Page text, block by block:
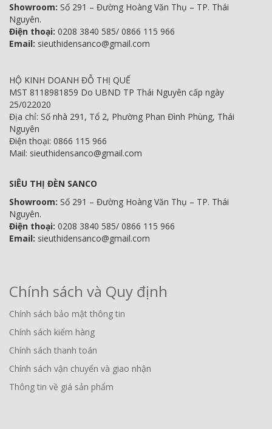
Showroom: Số 291 – Đường Hoàng Văn Thụ – TP. Thái
Nguyên.
Điện thoại: 0208 3840 585/ 0866 115 966
Email: sieuthidensanco@gmail.com
HỘ KINH DOANH ĐỖ THỊ QUẾ
MST 8118981859 Do UBND TP Thái Nguyên cấp ngày
25/022020
Địa chỉ: Số nhà 291, Tổ 2, Phường Phan Đình Phùng, Thái
Nguyên
Điện thoại: 0866 115 966
Mail: sieuthidensanco@gmail.com
SIÊU THỊ ĐÈN SANCO
Showroom: Số 291 – Đường Hoàng Văn Thụ – TP. Thái
Nguyên.
Điện thoại: 0208 3840 585/ 0866 115 966
Email: sieuthidensanco@gmail.com
Chính sách và Quy định
Chính sách bảo mật thông tin
Chính sách kiểm hàng
Chính sách thanh toán
Chính sách vận chuyển và giao nhận
Thông tin về giá sản phẩm